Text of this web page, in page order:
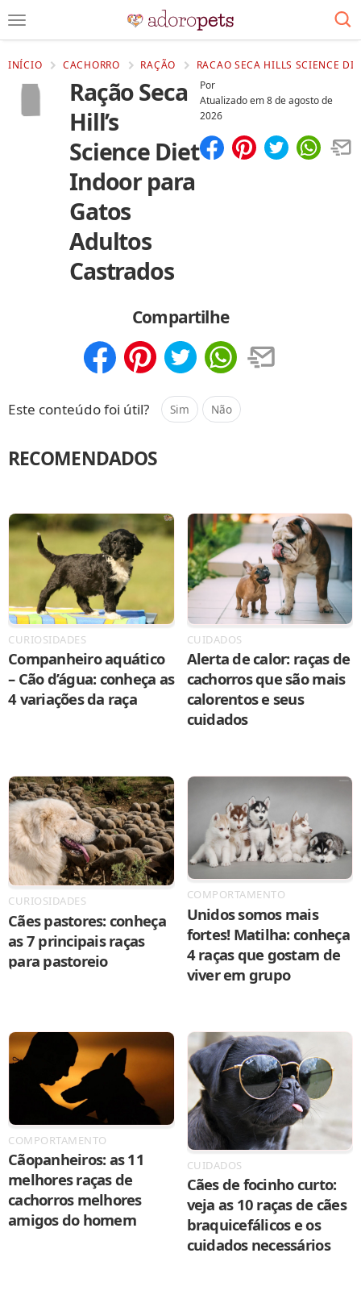
INÍCIO CACHORRO RAÇÃO RACAO SECA HILLS SCIENCE
Ração Seca
Hill’s
Science Diet
Indoor para
Gatos
Adultos
Castrados
Por
Atualizado em8 de agosto de
2026
Compartilhe
Este conteúdo foi útil? Sim Não
RECOMENDADOS
CURIOSIDADES
Companheiro aquático
– Cão d’água: conheça as
4 variações da raça
CUIDADOS
Alerta de calor: raças de
cachorros que são mais
calorentos e seus
cuidados
CURIOSIDADES
Cães pastores: conheça
as 7 principais raças
para pastoreio
COMPORTAMENTO
Unidos somos mais
fortes! Matilha: conheça
4 raças que gostam de
viver em grupo
COMPORTAMENTO
Cãopanheiros: as 11
melhores raças de
cachorros melhores
amigos do homem
CUIDADOS
Cães de focinho curto:
veja as 10 raças de cães
braquicefálicos e os
cuidados necessários